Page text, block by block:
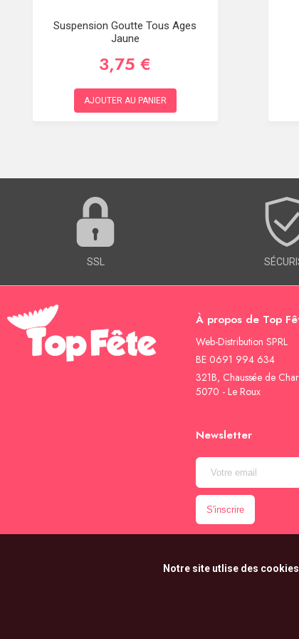
Suspension Goutte Tous Ages
Jaune
3,75 €
AJOUTER AU PANIER
SSL
À propos de Top
Web-Distribution SPRL
BE 0691 994 634
321B, Chaussée de
5070 - Le Roux
Newsletter
Notre site utlise des